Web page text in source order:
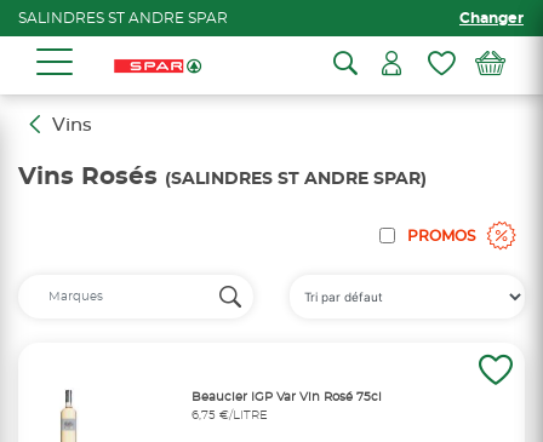
SALINDRES ST ANDRE SPAR Changer
Vins
Vins Rosés (SALINDRES ST ANDRE SPAR)
PROMOS
Beaucier IGP Var Vin Rosé 75cl
6,75 €/LITRE